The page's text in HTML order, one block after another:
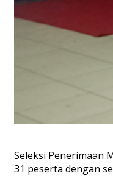
Seleksi Penerimaan
31 peserta dengan